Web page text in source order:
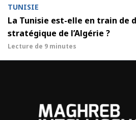
TUNISIE
La Tunisie est-elle en train de
stratégique de l’Algérie ?
Lecture de 9 minutes